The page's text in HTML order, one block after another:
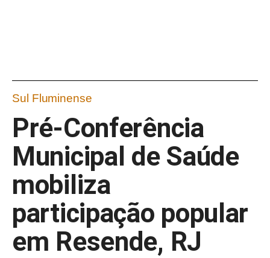
Sul Fluminense
Pré-Conferência
Municipal de Saúde
mobiliza
participação popular
em Resende, RJ